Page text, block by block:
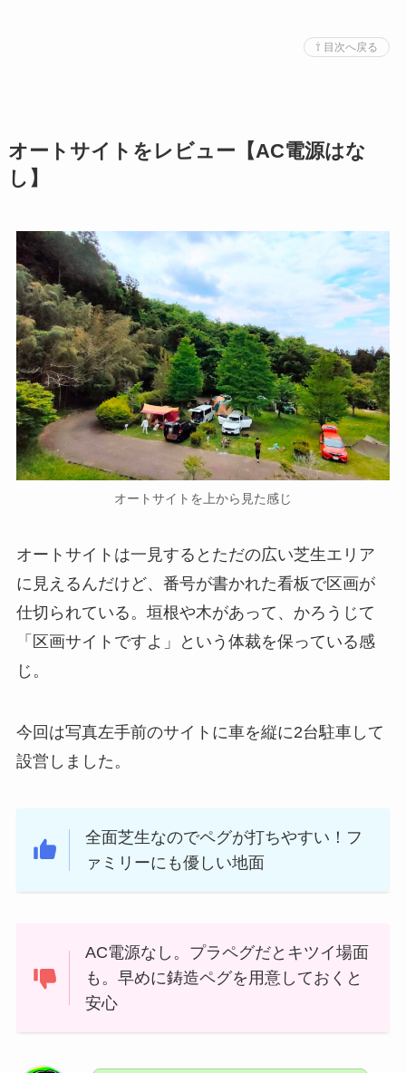
⇧ 目次へ戻る
オートサイトをレビュー【AC電源はな
し】
オートサイトを上から見た感じ
オートサイトは一見するとただの広い芝生エリア
に見えるんだけど、番号が書かれた看板で区画が
仕切られている。垣根や木があって、かろうじて
「区画サイトですよ」という体裁を保っている感
じ。
今回は写真左手前のサイトに車を縦に2台駐車して
設営しました。
全面芝生なのでペグが打ちやすい！フ
ァミリーにも優しい地面
AC電源なし。プラペグだとキツイ場面
も。早めに鋳造ペグを用意しておくと
安心